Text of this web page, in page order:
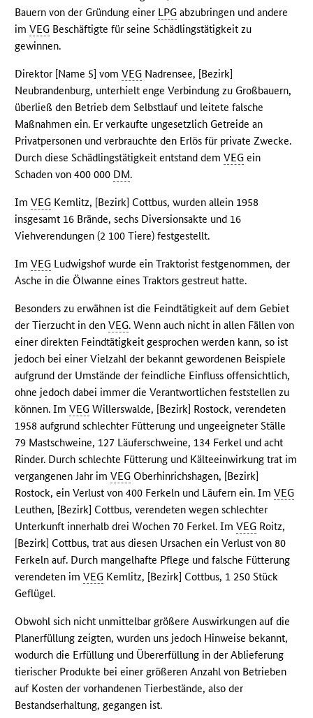
Bauern von der Gründung einer LPG abzubringen und andere
imVEG Beschäftigte für seine Schädlingstätigkeit zu
gewinnen.
Direktor [Name 5] vomVEG Nadrensee, [Bezirk]
Neubrandenburg, unterhielt enge Verbindung zu Großbauern,
überließ den Betrieb dem Selbstlauf und leitete falsche
Maßnahmen ein. Er verkaufte ungesetzlich Getreide an
Privatpersonen und verbrauchte den Erlös für private Zwecke.
Durch diese Schädlingstätigkeit entstand demVEG ein
Schaden von 400 000 DM.
ImVEG Kemlitz, [Bezirk] Cottbus, wurden allein 1958
insgesamt 16 Brände, sechs Diversionsakte und 16
Viehverendungen (2 100 Tiere) festgestellt.
ImVEG Ludwigshof wurde ein Traktorist festgenommen, der
Asche in die Ölwanne eines Traktors gestreut hatte.
Besonders zu erwähnen ist die Feindtätigkeit auf dem Gebiet
der Tierzucht in denVEG. Wenn auch nicht in allen Fällen von
einer direkten Feindtätigkeit gesprochen werden kann, so ist
jedoch bei einer Vielzahl der bekannt gewordenen Beispiele
aufgrund der Umstände der feindliche Einfluss offensichtlich,
ohne jedoch dabei immer die Verantwortlichen feststellen zu
können. ImVEG Willerswalde, [Bezirk] Rostock, verendeten
1958 aufgrund schlechter Fütterung und ungeeigneter Ställe
79 Mastschweine, 127 Läuferschweine, 134 Ferkel und acht
Rinder. Durch schlechte Fütterung und Kälteeinwirkung trat im
vergangenen Jahr imVEG Oberhinrichshagen, [Bezirk]
Rostock, ein Verlust von 400 Ferkeln und Läufern ein. ImVEG
Leuthen, [Bezirk] Cottbus, verendeten wegen schlechter
Unterkunft innerhalb drei Wochen 70 Ferkel. ImVEG Roitz,
[Bezirk] Cottbus, trat aus diesen Ursachen ein Verlust von 80
Ferkeln auf. Durch mangelhafte Pflege und falsche Fütterung
verendeten imVEG Kemlitz, [Bezirk] Cottbus, 1 250 Stück
Geflügel.
Obwohl sich nicht unmittelbar größere Auswirkungen auf die
Planerfüllung zeigten, wurden uns jedoch Hinweise bekannt,
wodurch die Erfüllung und Übererfüllung in der Ablieferung
tierischer Produkte bei einer größeren Anzahl von Betrieben
auf Kosten der vorhandenen Tierbestände, also der
Bestandserhaltung, gegangen ist.